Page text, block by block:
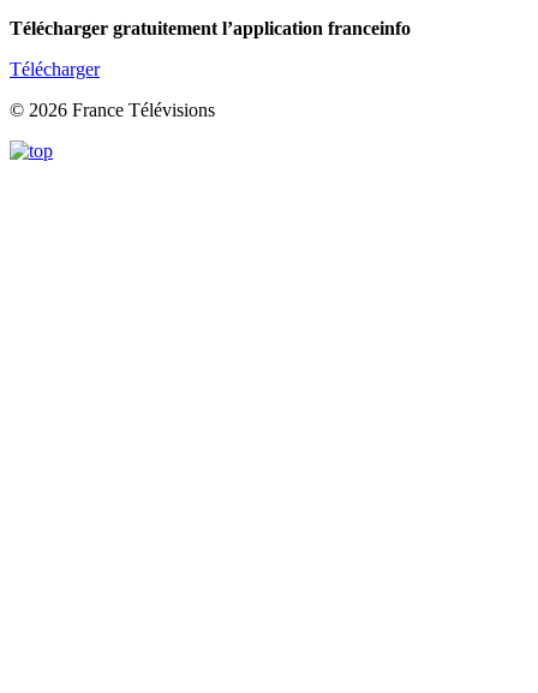
Télécharger gratuitement l’application franceinfo
Télécharger
© 2026 France Télévisions